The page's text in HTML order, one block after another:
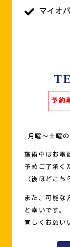
マイオ
予約
月曜〜土曜
施術中はお電
予めご了承く
（後ほどこち
また、可能な
と幸いです。
宜しくお願い